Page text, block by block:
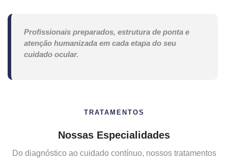
Profissionais preparados, estrutura de ponta e
atenção humanizada em cada etapa do seu
cuidado ocular.
TRATAMENTOS
Nossas Especialidades
Do diagnóstico ao cuidado contínuo, nossos tratamentos